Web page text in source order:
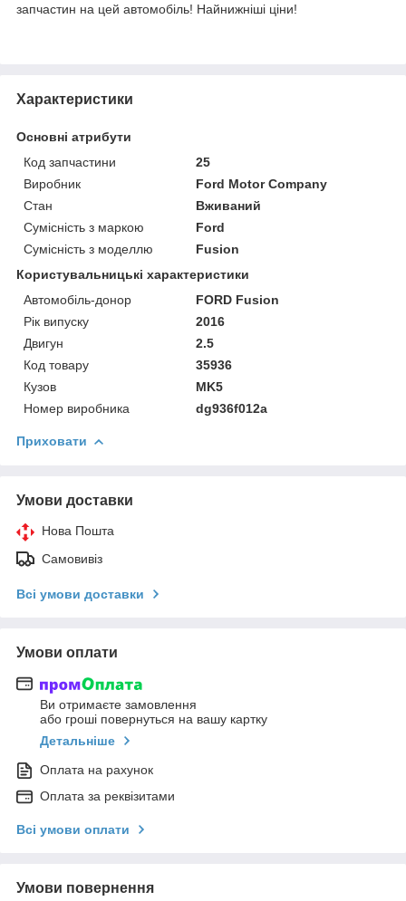
запчастин на цей автомобіль! Найнижніші ціни!
Характеристики
Основні атрибути
Код запчастини
25
Виробник
Ford Motor Company
Стан
Вживаний
Сумісність з маркою
Ford
Сумісність з моделлю
Fusion
Користувальницькі характеристики
Автомобіль-донор
FORD Fusion
Рік випуску
2016
Двигун
2.5
Код товару
35936
Кузов
MK5
Номер виробника
dg936f012a
Приховати
Умови доставки
Нова Пошта
Самовивіз
Всі умови доставки
Умови оплати
Ви отримаєте замовлення
або гроші повернуться на вашу картку
Детальніше
Оплата на рахунок
Оплата за реквізитами
Всі умови оплати
Умови повернення